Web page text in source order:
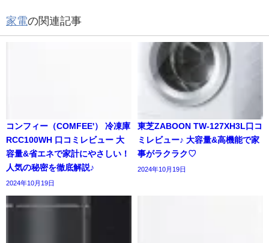
家電の関連記事
コンフィー（COMFEE'） 冷凍庫
RCC100WH 口コミレビュー 大
容量&省エネで家計にやさしい！
人気の秘密を徹底解説♪
2024年10月19日
東芝ZABOON TW-127XH3L口コ
ミレビュー♪ 大容量&高機能で家
事がラクラク♡
2024年10月19日